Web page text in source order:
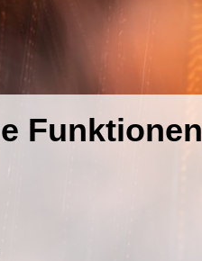
Funktionen